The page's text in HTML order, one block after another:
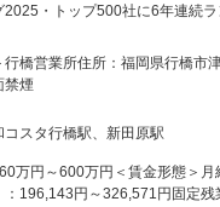
・トップ500社に6年連続ラ
の六本木ヒルズに構え、業績
フを募集します。
事務業務をお任せするため、ご
いく意欲のある方を募集いたし
れたお客様の受付や電話対応等
お話しすることがお好きな方を
行橋営業所住所：福岡県行橋市
禁煙
スタ行橋駅、新田原駅
万円～600万円＜賃金形態＞月
：196,143円～326,571円固定残